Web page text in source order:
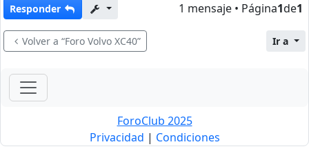
Responder 1 mensaje • Página1de1
Volver a “Foro Volvo XC40” Ir a
ForoClub 2025
Privacidad | Condiciones